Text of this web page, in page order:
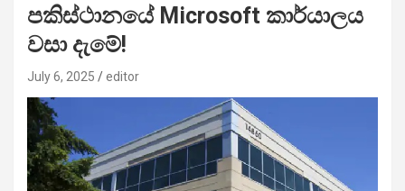
පකිස්ථානයේ Microsoft කාර්යාලය
වසා දැමේ!
July 6, 2025 editor